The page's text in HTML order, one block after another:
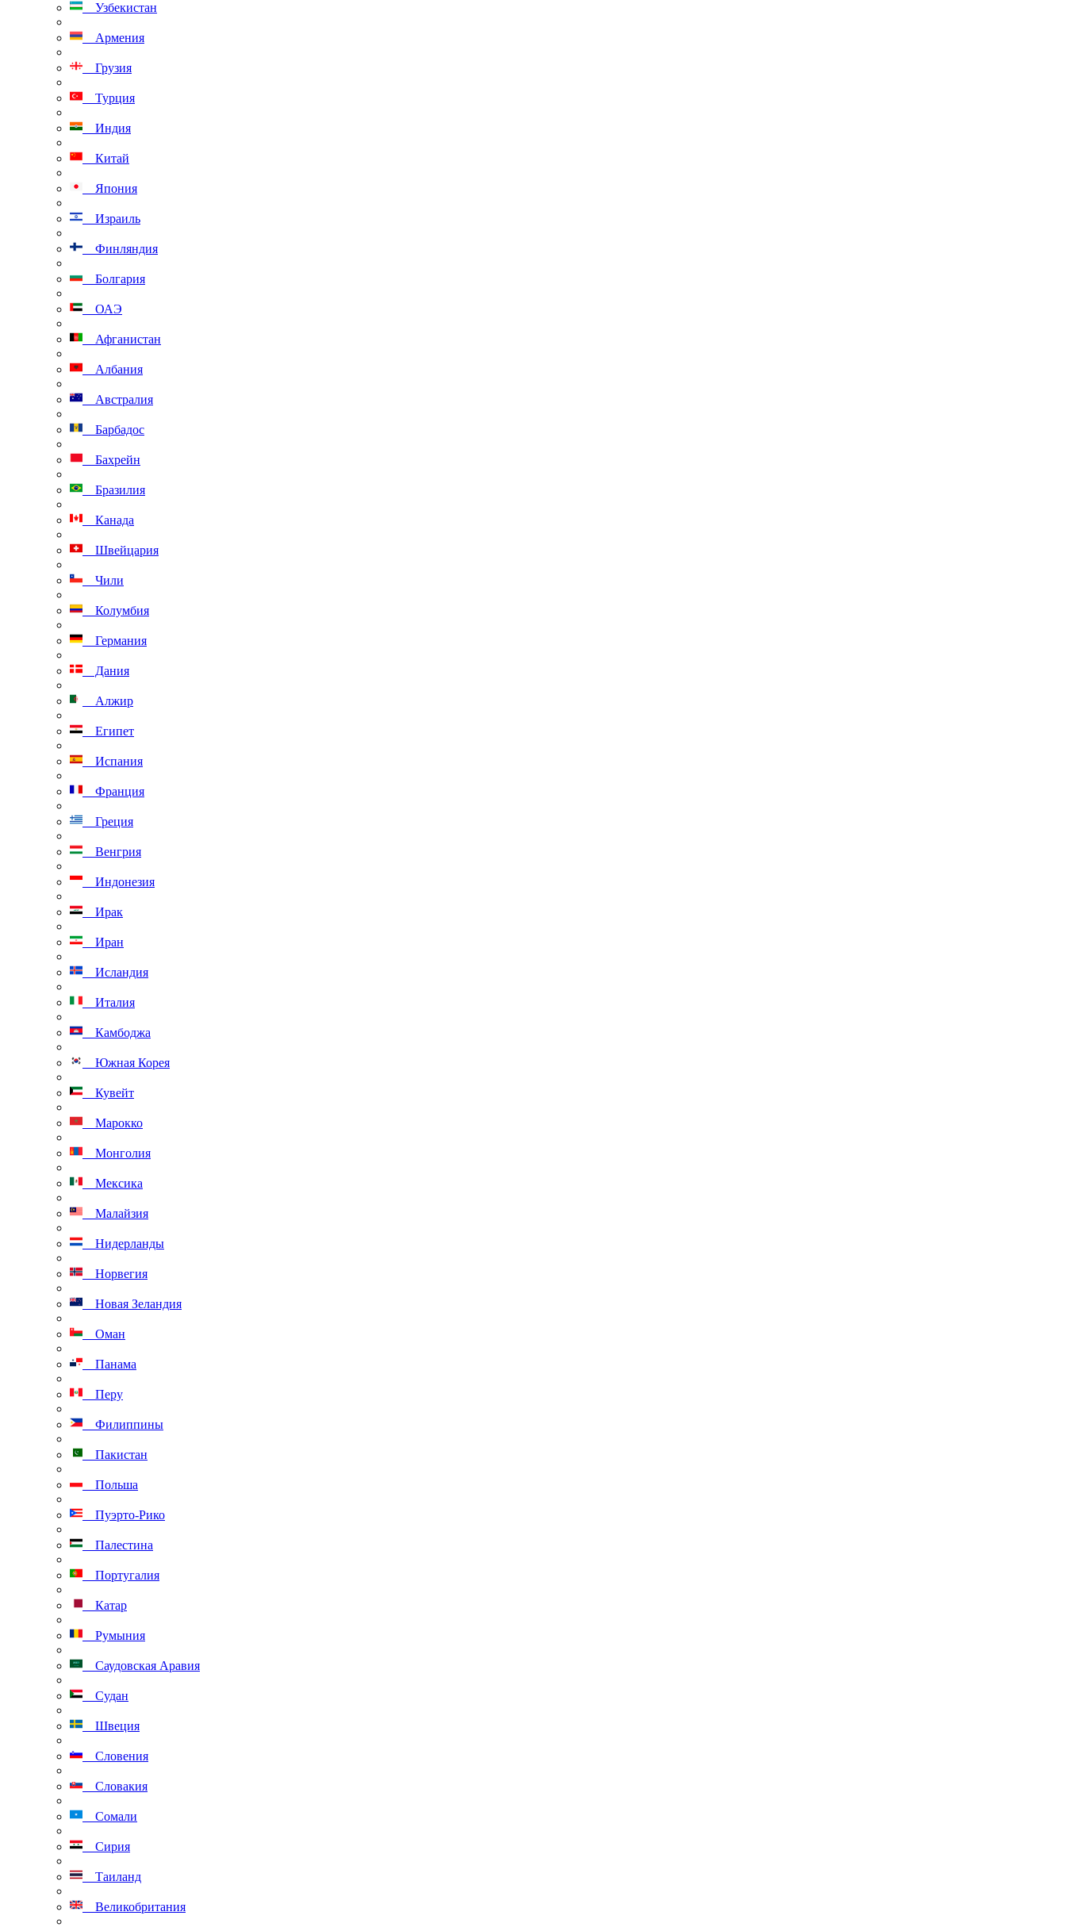
Узбекистан
Армения
Грузия
Турция
Индия
Китай
Япония
Израиль
Финляндия
Болгария
ОАЭ
Афганистан
Албания
Австралия
Барбадос
Бахрейн
Бразилия
Канада
Швейцария
Чили
Колумбия
Германия
Дания
Алжир
Египет
Испания
Франция
Греция
Венгрия
Индонезия
Ирак
Иран
Исландия
Италия
Камбоджа
Южная Корея
Кувейт
Марокко
Монголия
Мексика
Малайзия
Нидерланды
Норвегия
Новая Зеландия
Оман
Панама
Перу
Филиппины
Пакистан
Польша
Пуэрто-Рико
Палестина
Португалия
Катар
Румыния
Саудовская Аравия
Судан
Швеция
Словения
Словакия
Сомали
Сирия
Таиланд
Великобритания